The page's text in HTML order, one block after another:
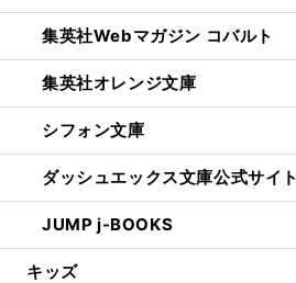
集英社Webマガジン コバルト
集英社オレンジ文庫
シフォン文庫
ダッシュエックス文庫公式サイト
JUMP j-BOOKS
キッズ